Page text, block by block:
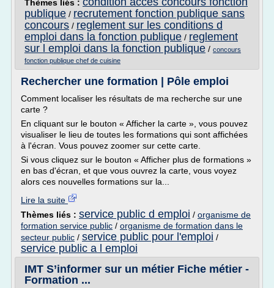
Thèmes liés :
publique / recrutement fonction publique sans
concours / reglement sur les conditions d
emploi dans la fonction publique / reglement
sur l emploi dans la fonction publique / concours
fonction publique chef de cuisine
Rechercher une formation | Pôle emploi
Comment localiser les résultats de ma recherche sur une
carte ?
En cliquant sur le bouton « Afficher la carte », vous pouvez
visualiser le lieu de toutes les formations qui sont affichées
à l'écran. Vous pouvez zoomer sur cette carte.
Si vous cliquez sur le bouton « Afficher plus de formations »
en bas d'écran, et que vous ouvrez la carte, vous voyez
alors ces nouvelles formations sur la...
Lire la suite
Thèmes liés : service public d emploi / organisme de
formation service public / organisme de formation dans le
secteur public / service public pour l'emploi /
service public a l emploi
IMT S’informer sur un métier Fiche métier -
Formation ...